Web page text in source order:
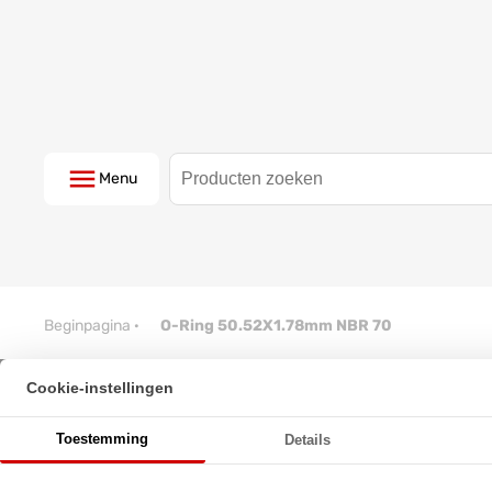
Menu
Beginpagina · O-Ring 50.52X1.78mm NBR 70
Cookie-instellingen
Toestemming Details
O-Ring 50.52X1.78mm NBR 70
★★★★★
★★★★★